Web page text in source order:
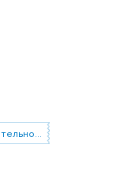
общественная деятельность